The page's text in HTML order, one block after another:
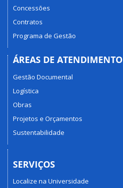
Concessões
Contratos
Programa de Gestão
ÁREAS DE ATENDIMENTO
Gestão Documental
Logística
Obras
Projetos e Orçamentos
Sustentabilidade
SERVIÇOS
Localize na Universidade